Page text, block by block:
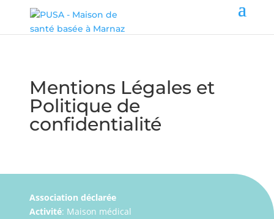
Mentions Légales et
Politique de
confidentialité
Association déclarée
Activité: Maison médical